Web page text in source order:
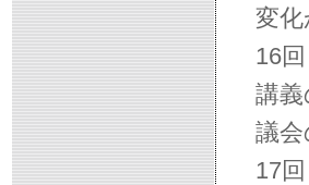
変
16
講
議
17